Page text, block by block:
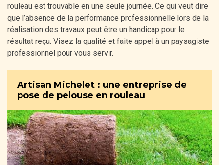
rouleau est trouvable en une seule journée. Ce qui veut dire
que l’absence de la performance professionnelle lors de la
réalisation des travaux peut être un handicap pour le
résultat reçu. Visez la qualité et faite appel à un paysagiste
professionnel pour vous servir.
Artisan Michelet : une entreprise de
pose de pelouse en rouleau